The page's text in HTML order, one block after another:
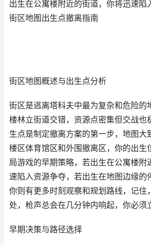
出生在公寓楼附近的街道，你将迅速陷
街区地图出生点撤离指南
街区地图概述与出生点分析
街区是逃离塔科夫中最为复杂和危险的
楼林立街道交错，资源点密集但交战也
生点是制定撤离方案的第一步，地图大
楼区体育馆区和外围撤离区，你的出生
局游戏的早期策略，若出生在公寓楼附
速陷入资源争夺，若出生在地图边缘的
你则有更多时刻观察和规划路线，记住
处，枪声总会在几分钟内响起，你必须
早期决策与路径选择